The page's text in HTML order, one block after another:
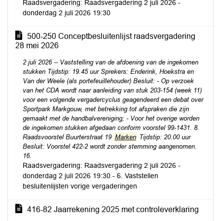
Raadsvergadering: Raadsvergadering 2 juli 2026 -
donderdag 2 juli 2026 19:30
500-250 Conceptbesluitenlijst raadsvergadering
28 mei 2026
2 juli 2026 -- Vaststelling van de afdoening van de ingekomen
stukken Tijdstip: 19.45 uur Sprekers: Enderink, Hoekstra en
Van der Weele (als portefeuillehouder) Besluit: - Op verzoek
van het CDA wordt naar aanleiding van stuk 203-154 (week 11)
voor een volgende vergadercyclus geagendeerd een debat over
Sportpark Markgouw, met betrekking tot afspraken die zijn
gemaakt met de handbalvereniging; - Voor het overige worden
de ingekomen stukken afgedaan conform voorstel 99-1431. 8.
Raadsvoorstel Buurterstraat 19 Marken Tijdstip: 20.00 uur
Besluit: Voorstel 422-2 wordt zonder stemming aangenomen.
16.
Raadsvergadering: Raadsvergadering 2 juli 2026 -
donderdag 2 juli 2026 19:30 - 6. Vaststellen
besluitenlijsten vorige vergaderingen
416-82 Jaarrekening 2025 met controleverklaring